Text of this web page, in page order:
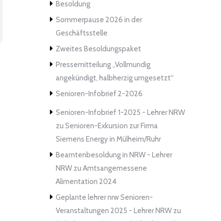
Besoldung
Sommerpause 2026 in der
Geschäftsstelle
Zweites Besoldungspaket
Pressemitteilung „Vollmundig
angekündigt, halbherzig umgesetzt“
Senioren-Infobrief 2-2026
Senioren-Infobrief 1-2025 - Lehrer NRW
zu Senioren-Exkursion zur Firma
Siemens Energy in Mülheim/Ruhr
Beamtenbesoldung in NRW - Lehrer
NRW zu Amtsangemessene
Alimentation 2024
Geplante lehrer nrw Senioren-
Veranstaltungen 2025 - Lehrer NRW zu